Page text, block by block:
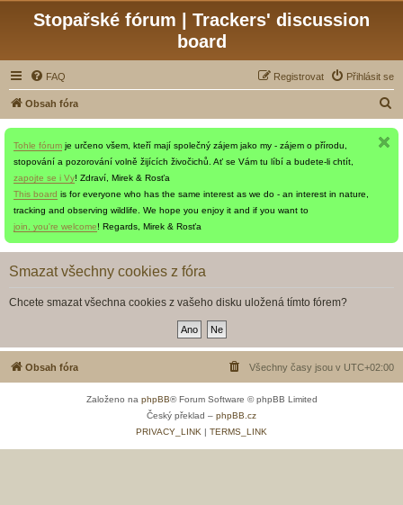
Stopařské fórum | Trackers' discussion
board
FAQ Přihlásit se
Registrovat
Obsah fóra
Tohle fórum je určeno všem, kteří mají společný zájem jako my - zájem o přírodu,
stopování a pozorování volně žijících živočichů. Ať se Vám tu líbí a budete-li chtít,
zapojte se i Vy! Zdraví, Mirek & Rosťa
This board is for everyone who has the same interest as we do - an interest in nature,
tracking and observing wildlife. We hope you enjoy it and if you want to
join, you're welcome! Regards, Mirek & Rosťa
Smazat všechny cookies z fóra
Chcete smazat všechna cookies z vašeho disku uložená tímto fórem?
Obsah fóra Všechny časy jsou v UTC+02:00
Založeno na phpBB® Forum Software © phpBB Limited
Český překlad – phpBB.cz
PRIVACY_LINK | TERMS_LINK